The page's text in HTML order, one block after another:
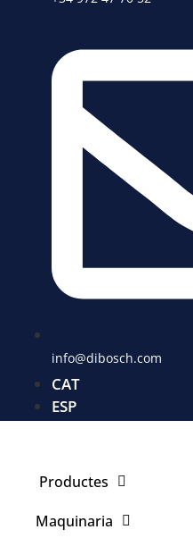
info@dibosch.com
CAT
ESP
Productes
Maquinaria